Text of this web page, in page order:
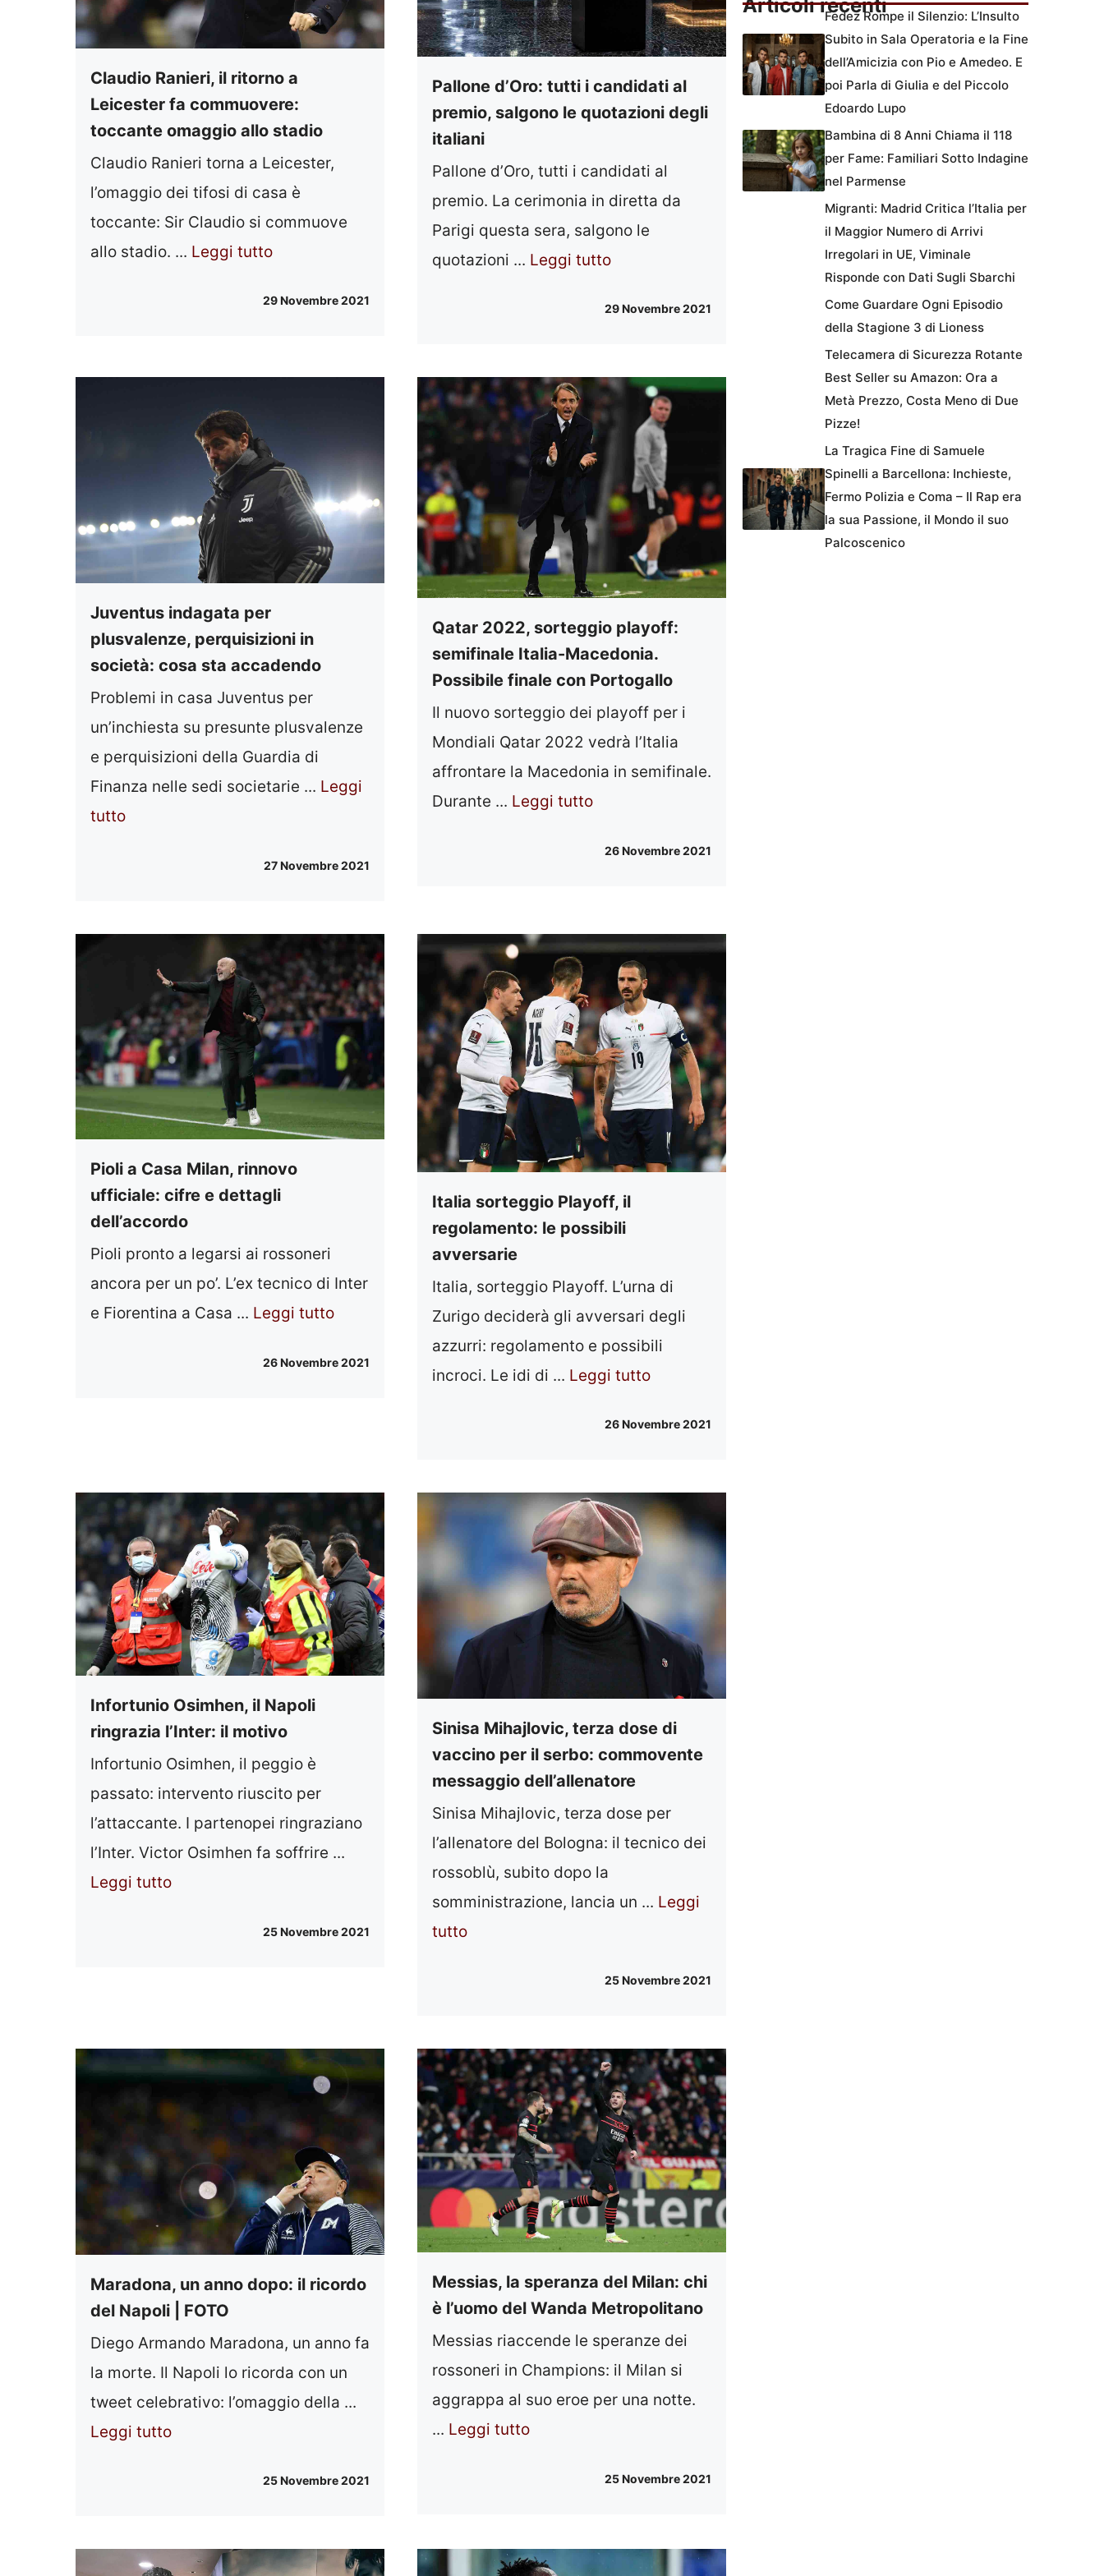
Claudio Ranieri, il ritorno a
Leicester fa commuovere:
toccante omaggio allo stadio
Claudio Ranieri torna a Leicester,
l’omaggio dei tifosi di casa è
toccante: Sir Claudio si commuove
allo stadio. ... Leggi tutto
29 Novembre 2021
Pallone d’Oro: tutti i candidati al
premio, salgono le quotazioni degli
italiani
Pallone d’Oro, tutti i candidati al
premio. La cerimonia in diretta da
Parigi questa sera, salgono le
quotazioni ... Leggi tutto
29 Novembre 2021
Juventus indagata per
plusvalenze, perquisizioni in
società: cosa sta accadendo
Problemi in casa Juventus per
un’inchiesta su presunte plusvalenze
e perquisizioni della Guardia di
Finanza nelle sedi societarie ... Leggi
tutto
27 Novembre 2021
Qatar 2022, sorteggio playoff:
semifinale Italia-Macedonia.
Possibile finale con Portogallo
Il nuovo sorteggio dei playoff per i
Mondiali Qatar 2022 vedrà l’Italia
affrontare la Macedonia in semifinale.
Durante ... Leggi tutto
26 Novembre 2021
Pioli a Casa Milan, rinnovo
ufficiale: cifre e dettagli
dell’accordo
Pioli pronto a legarsi ai rossoneri
ancora per un po’. L’ex tecnico di Inter
e Fiorentina a Casa ... Leggi tutto
26 Novembre 2021
Italia sorteggio Playoff, il
regolamento: le possibili
avversarie
Italia, sorteggio Playoff. L’urna di
Zurigo deciderà gli avversari degli
azzurri: regolamento e possibili
incroci. Le idi di ... Leggi tutto
26 Novembre 2021
Infortunio Osimhen, il Napoli
ringrazia l’Inter: il motivo
Infortunio Osimhen, il peggio è
passato: intervento riuscito per
l’attaccante. I partenopei ringraziano
l’Inter. Victor Osimhen fa soffrire ...
Leggi tutto
25 Novembre 2021
Sinisa Mihajlovic, terza dose di
vaccino per il serbo: commovente
messaggio dell’allenatore
Sinisa Mihajlovic, terza dose per
l’allenatore del Bologna: il tecnico dei
rossoblù, subito dopo la
somministrazione, lancia un ... Leggi
tutto
25 Novembre 2021
Maradona, un anno dopo: il ricordo
del Napoli | FOTO
Diego Armando Maradona, un anno fa
la morte. Il Napoli lo ricorda con un
tweet celebrativo: l’omaggio della ...
Leggi tutto
25 Novembre 2021
Messias, la speranza del Milan: chi
è l’uomo del Wanda Metropolitano
Messias riaccende le speranze dei
rossoneri in Champions: il Milan si
aggrappa al suo eroe per una notte.
... Leggi tutto
25 Novembre 2021
Articoli recentiFedez Rompe il Silenzio: L’Insulto
Subito in Sala Operatoria e la Fine
dell’Amicizia con Pio e Amedeo. E
poi Parla di Giulia e del Piccolo
Edoardo Lupo
Bambina di 8 Anni Chiama il 118
per Fame: Familiari Sotto Indagine
nel Parmense
Migranti: Madrid Critica l’Italia per
il Maggior Numero di Arrivi
Irregolari in UE, Viminale
Risponde con Dati Sugli Sbarchi
Come Guardare Ogni Episodio
della Stagione 3 di Lioness
Telecamera di Sicurezza Rotante
Best Seller su Amazon: Ora a
Metà Prezzo, Costa Meno di Due
Pizze!
La Tragica Fine di Samuele
Spinelli a Barcellona: Inchieste,
Fermo Polizia e Coma – Il Rap era
la sua Passione, il Mondo il suo
Palcoscenico